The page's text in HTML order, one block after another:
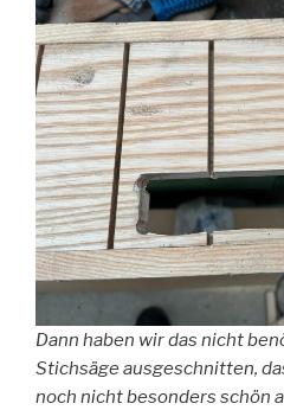
Dann haben wir das nicht
Stichsäge ausgeschnitten,
noch nicht besonders schön